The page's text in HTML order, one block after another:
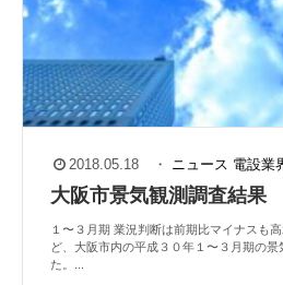
2018.05.18 ・ ニュース 電設業
大阪市景気観測調査結果
１〜３月期 業況判断は前期比マイナスも
ど、大阪市内の平成３０年１〜３月期の
た。...